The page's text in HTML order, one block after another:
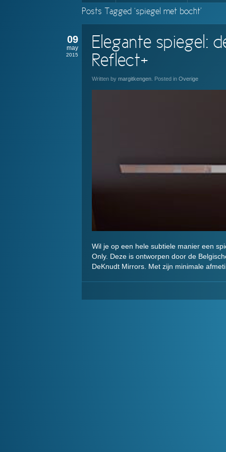
Posts Tagged ‘spiegel met bocht’
09
may
2015
Elegante spiegel:
Reflect+
Written by margitkengen . Posted in Overige
Wil je op een hele subtiele manier een
Only. Deze is ontworpen door de
DeKnudt Mirrors. Met zijn minimale